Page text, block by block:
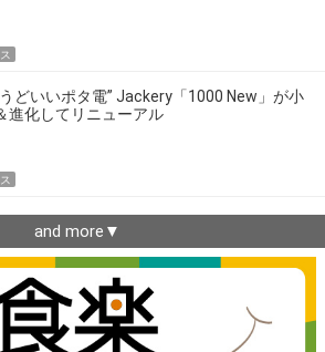
どいいポタ電” Jackery「1000 New」が小
進化してリニューアル
and more▼